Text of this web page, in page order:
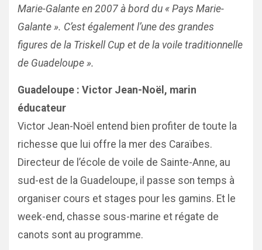
Marie-Galante en 2007 à bord du « Pays Marie-
Galante ». C’est également l’une des grandes
figures de la Triskell Cup et de la voile traditionnelle
de Guadeloupe ».
Guadeloupe : Victor Jean-Noël, marin
éducateur
Victor Jean-Noël entend bien profiter de toute la
richesse que lui offre la mer des Caraïbes.
Directeur de l’école de voile de Sainte-Anne, au
sud-est de la Guadeloupe, il passe son temps à
organiser cours et stages pour les gamins. Et le
week-end, chasse sous-marine et régate de
canots sont au programme.